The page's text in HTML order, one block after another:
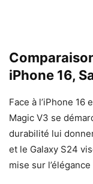
iPhone 16,
Face à l’iPhone 16
Magic V3 se
durabilité lui
et le Galaxy S24
mise sur